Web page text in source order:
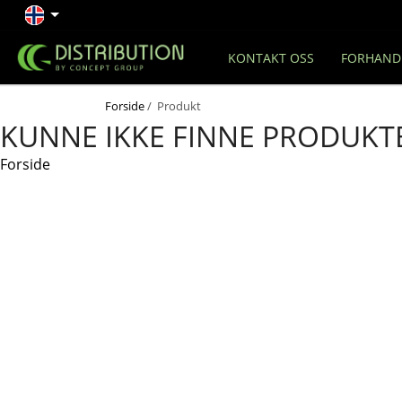
KONTAKT OSS
Forside/ Produkt
KUNNE IKKE FINNE
Forside